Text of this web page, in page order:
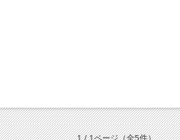
1 / 1ページ（全5件）